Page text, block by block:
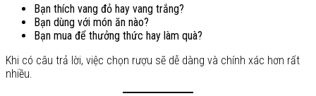
Bạn thích vang đỏ hay vang trắng?
Bạn dùng với món ăn nào?
Bạn mua để thưởng thức hay làm quà?
Khi có câu trả lời, việc chọn rượu sẽ dễ dàng và chính xác hơn rất
nhiều.